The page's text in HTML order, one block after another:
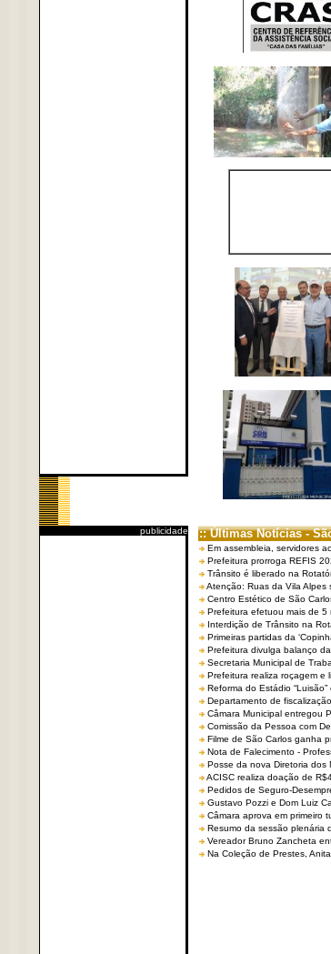
publicidade :: Últimas Notícias -
Em assembleia, servidores
Prefeitura prorroga REFIS
Trânsito é liberado na
Atenção: Ruas da Vila Alpes
Centro Estético de São
Prefeitura efetuou mais de 5
Interdição de Trânsito na
Primeiras partidas da
Prefeitura divulga balanço
Secretaria Municipal de
Prefeitura realiza roçagem e
Reforma do Estádio
Departamento de
Câmara Municipal entregou
Comissão da Pessoa com
Filme de São Carlos ganha
Nota de Falecimento -
Posse da nova Diretoria dos
ACISC realiza doação de
Pedidos de Seguro-
Gustavo Pozzi e Dom Luiz
Câmara aprova em primeiro
Resumo da sessão plenária
Vereador Bruno Zancheta
Na Coleção de Prestes,